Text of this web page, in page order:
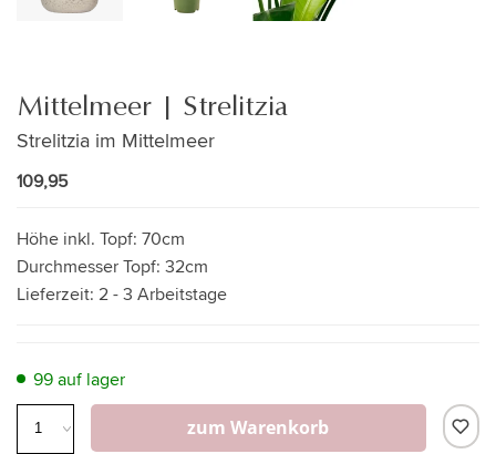
Mittelmeer | Strelitzia
Strelitzia im Mittelmeer
109,95
Höhe inkl. Topf: 70cm
Durchmesser Topf: 32cm
Lieferzeit: 2 - 3 Arbeitstage
99 auf lager
zum Warenkorb